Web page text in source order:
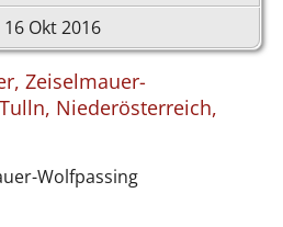
16 Okt 2016
Zeiselmauer-
Niederösterreich,
Wolfpassing